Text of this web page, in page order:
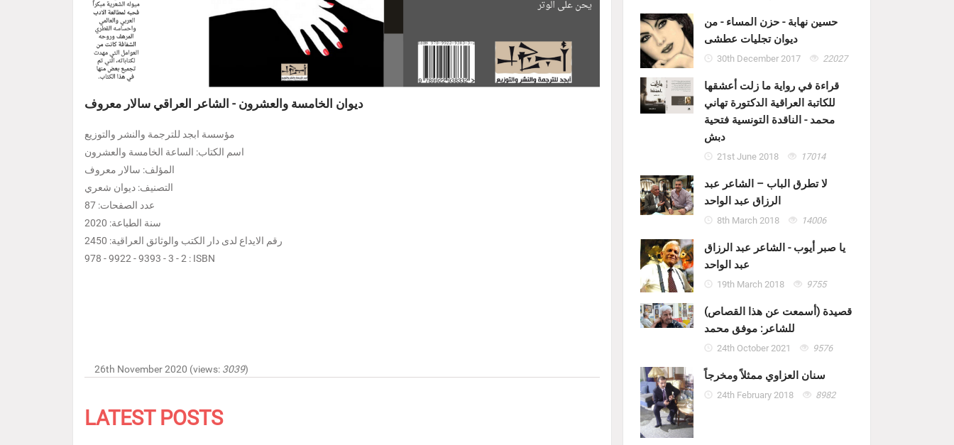
ديوان الخامسة والعشرون - الشاعر العراقي سالار معروف
مؤسسة ابجد للترجمة والنشر والتوزيع
اسم الكتاب: الساعة الخامسة والعشرون
المؤلف: سالار معروف
التصنيف: ديوان شعري
عدد الصفحات: 87
سنة الطباعة: 2020
رقم الايداع لدى دار الكتب والوثائق العراقية: 2450
978 - 9922 - 9393 - 3 - 2 : ISBN
26th November 2020 (views: 3039)
LATEST POSTS
حسين نهابة - حزن المساء - من
ديوان تجليات عطشى
30th December 2017 22027
قراءة في رواية ما زلت أعشقها
للكاتبة العراقية الدكتورة تهاني
محمد - الناقدة التونسية فتحية
دبش
21st June 2018 17014
لا تطرق الباب – الشاعر عبد
الرزاق عبد الواحد
8th March 2018 14006
يا صبر أيوب - الشاعر عبد الرزاق
عبد الواحد
19th March 2018 9755
قصيدة (أسمعت عن هذا القصاص)
للشاعر: موفق محمد
24th October 2021 9576
سنان العزاوي ممثلاً ومخرجاً
24th February 2018 8982